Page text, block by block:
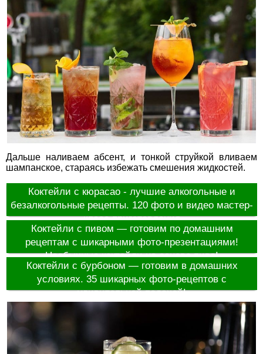
Дальше наливаем абсент, и тонкой струйкой вливаем
шампанское, стараясь избежать смешения жидкостей.
Коктейли с кюрасао - лучшие алкогольные и
безалкогольные рецепты. 120 фото и видео мастер-
класс приготовления
Коктейли с пивом — готовим по домашним
рецептам с шикарными фото-презентациями!
Необычные коктейли на основе пива!
Коктейли с бурбоном — готовим в домашних
условиях. 35 шикарных фото-рецептов с
удивительной подачей!